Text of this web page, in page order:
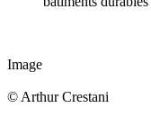
Image
© Arthur Crestani